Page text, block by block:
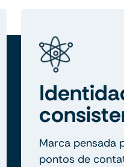
Marca pensada
pontos de